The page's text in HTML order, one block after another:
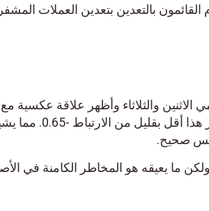
بالتعدين بتعدين العملات المشفرة
والثلاثاء وأظهر علاقة عكسية مع
البيتكوين. بين مؤشر البيتكوين والدولار الأمريكي، يظهر هذا أقل بقليل من
صحيح.
ما يعيقه هو المخاطر الكامنة في